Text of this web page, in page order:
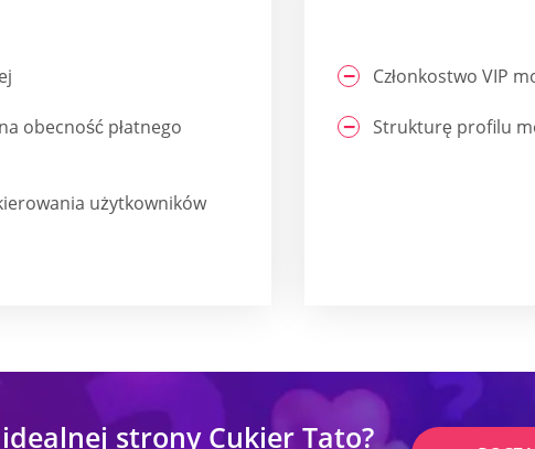
obecność płatnego
użytkowników
Członkostwo VIP
Strukturę profilu
idealnej strony Cukier Tato?